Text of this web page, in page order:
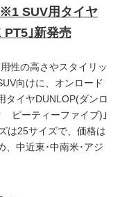
※1 SUV用タイヤ
PT5｣新発売
性の高さやスタイリッ
向けに、オンロード
タイヤDUNLOP(ダンロ
ピーティーファイブ)｣
は25サイズで、価格は
、中近東･中南米･アジ